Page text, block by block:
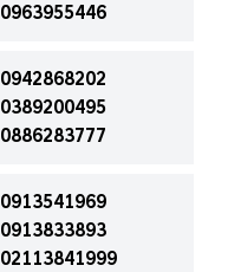
0963955446
0942868202
0389200495
0886283777
0913541969
0913833893
02113841999